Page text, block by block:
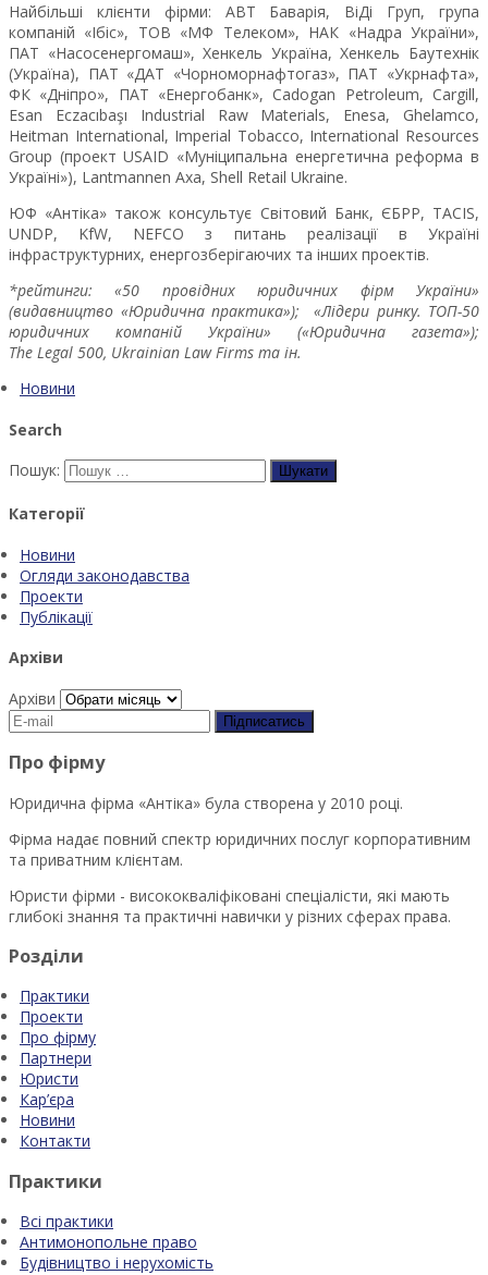
Найбільші клієнти фірми: АВТ Баварія, ВіДі Груп, група
компаній «Ібіс», ТОВ «МФ Телеком», НАК «Надра України»,
ПАТ «Насосенергомаш», Хенкель Україна, Хенкель Баутехнік
(Україна), ПАТ «ДАТ «Чорноморнафтогаз», ПАТ «Укрнафта»,
ФК «Дніпро», ПАТ «Енергобанк», Cadogan Petroleum, Cargill,
Esan Eczacıbaşı Industrial Raw Materials, Enesa, Ghelamco,
Heitman International, Imperial Tobacco, International Resources
Group (проект USAID «Муніципальна енергетична реформа в
Україні»), Lantmannen Axa, Shell Retail Ukraine.
ЮФ «Антіка» також консультує Світовий Банк, ЄБРР, TACIS,
UNDP, KfW, NEFCO з питань реалізації в Україні
інфраструктурних, енергозберігаючих та інших проектів.
*рейтинги: «50 провідних юридичних фірм України»
(видавництво «Юридична практика»);
«Лідери ринку. ТОП-50
юридичних компаній України» («Юридична газета»);
The Legal 500, Ukrainian Law Firms та ін.
Новини
Search
Пошук:
Категорії
Новини
Огляди законодавства
Проекти
Публікації
Архіви
Архіви
Про фірму
Юридична фірма «Антіка» була створена у 2010 році.
Фірма надає повний спектр юридичних послуг корпоративним
та приватним клієнтам.
Юристи фірми - висококваліфіковані спеціалісти, які мають
глибокі знання та практичні навички у різних сферах права.
Розділи
Практики
Проекти
Про фірму
Партнери
Юристи
Кар’єра
Новини
Контакти
Практики
Всі практики
Антимонопольне право
Будівництво і нерухомість